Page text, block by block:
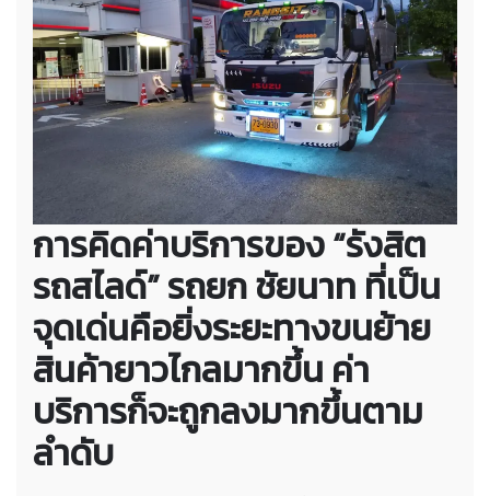
การคิดค่าบริการของ “รังสิต
รถสไลด์” รถยก ชัยนาท ที่เป็น
จุดเด่นคือยิ่งระยะทางขนย้าย
สินค้ายาวไกลมากขึ้น ค่า
บริการก็จะถูกลงมากขึ้นตาม
ลำดับ